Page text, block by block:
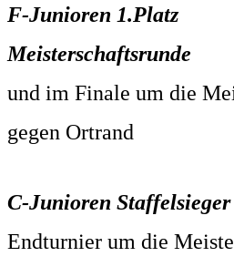
F-Junioren 1.Platz
Meisterschaftsrunde
und im Finale um die
gegen Ortrand
C-Junioren Staffelsieger
Endturnier um die